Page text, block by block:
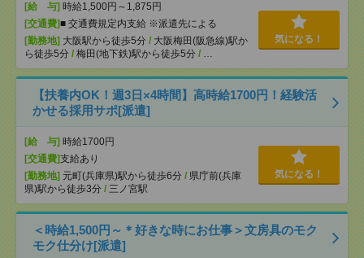
[給 与] 時給1,500円～1,875円
[交通費]■ 交通費規定内支給 ※派遣先による
[勤務地] 大阪駅から徒歩5分 / 大阪梅田(阪急線)駅か
ら徒歩5分 / 梅田(地下鉄)駅から徒歩5分 / …
気になる！
【扶養内OK！週3日×4時間】高時給1700円！経験活
かせる採用サポ[派遣]
[給 与] 時給1700円
[交通費]支給あり
[勤務地] 元町(兵庫県)駅から徒歩6分 / 県庁前(兵庫
県)駅から徒歩3分 / 三ノ宮駅
気になる！
＜時給1,500円～＊好きな時にお仕事＞文房具のモク
モク仕分け[派遣]